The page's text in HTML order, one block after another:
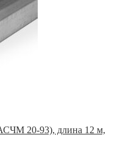
20-93), длина 12 м,